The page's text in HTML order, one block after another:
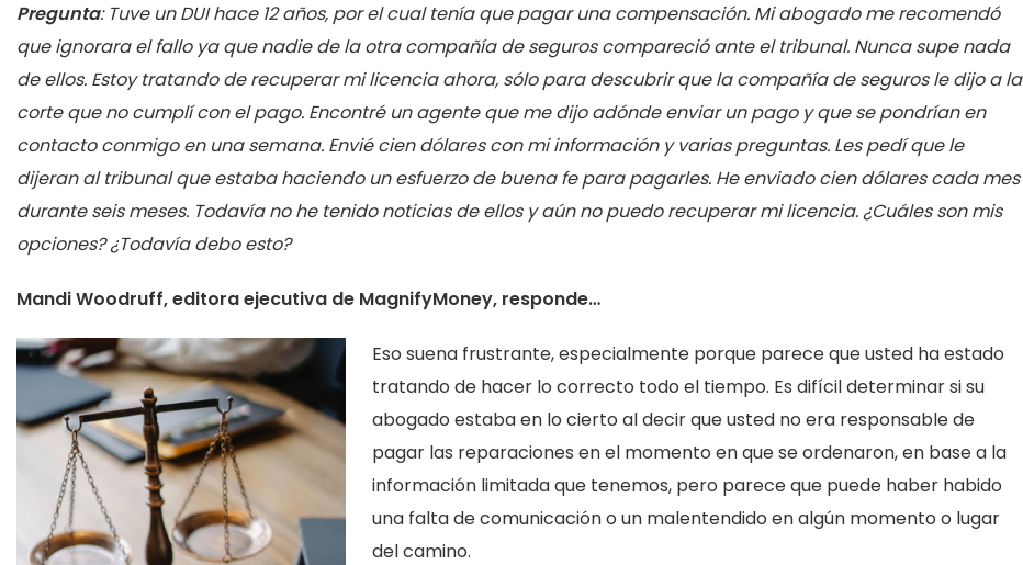
Pregunta: Tuve un DUI hace 12 años, por el cual tenía que pagar una compensación. Mi abogado me recomendó
que ignorara el fallo ya que nadie de la otra compañía de seguros compareció ante el tribunal. Nunca supe nada
de ellos. Estoy tratando de recuperar mi licencia ahora, sólo para descubrir que la compañía de seguros le dijo a la
corte que no cumplí con el pago. Encontré un agente que me dijo adónde enviar un pago y que se pondrían en
contacto conmigo en una semana. Envié cien dólares con mi información y varias preguntas. Les pedí que le
dijeran al tribunal que estaba haciendo un esfuerzo de buena fe para pagarles. He enviado cien dólares cada mes
durante seis meses. Todavía no he tenido noticias de ellos y aún no puedo recuperar mi licencia. ¿Cuáles son mis
opciones? ¿Todavía debo esto?
Mandi Woodruff, editora ejecutiva de MagnifyMoney, responde…
Eso suena frustrante, especialmente porque parece que usted ha estado
tratando de hacer lo correcto todo el tiempo. Es difícil determinar si su
abogado estaba en lo cierto al decir que usted no era responsable de
pagar las reparaciones en el momento en que se ordenaron, en base a la
información limitada que tenemos, pero parece que puede haber habido
una falta de comunicación o un malentendido en algún momento o lugar
del camino.